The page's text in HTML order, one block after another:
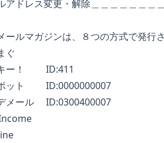
ドレス変更・解除＿＿＿＿＿＿＿
ルマガジンは、８つの方式で発行さ
ぐ
ー！ ID:411
ト ID:0000000007
ール ID:0300400007